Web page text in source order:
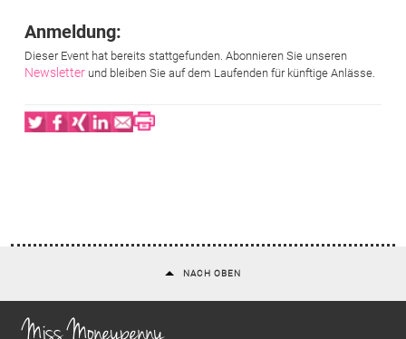
Anmeldung:
Dieser Event hat bereits stattgefunden. Abonnieren Sie unseren
Newsletter und bleiben Sie auf dem Laufenden für künftige Anlässe.
Twitter
Facebook
XING
LinkedIn
Email
Print
NACH OBEN
Miss Moneypenny